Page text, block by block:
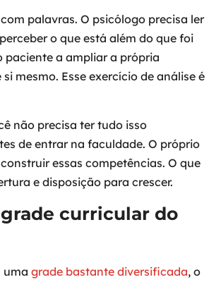
palavras. O psicólogo precisa ler
o que está além do que foi
paciente a ampliar a própria
mesmo. Esse exercício de análise é
não precisa ter tudo isso
de entrar na faculdade. O próprio
essas competências. O que
e disposição para crescer.
grade curricular do
uma grade bastante diversificada, o